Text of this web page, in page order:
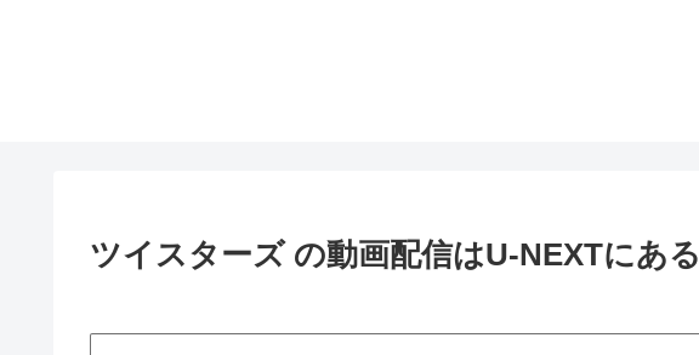
ツイスターズ の動画配信はU-NEXTにある